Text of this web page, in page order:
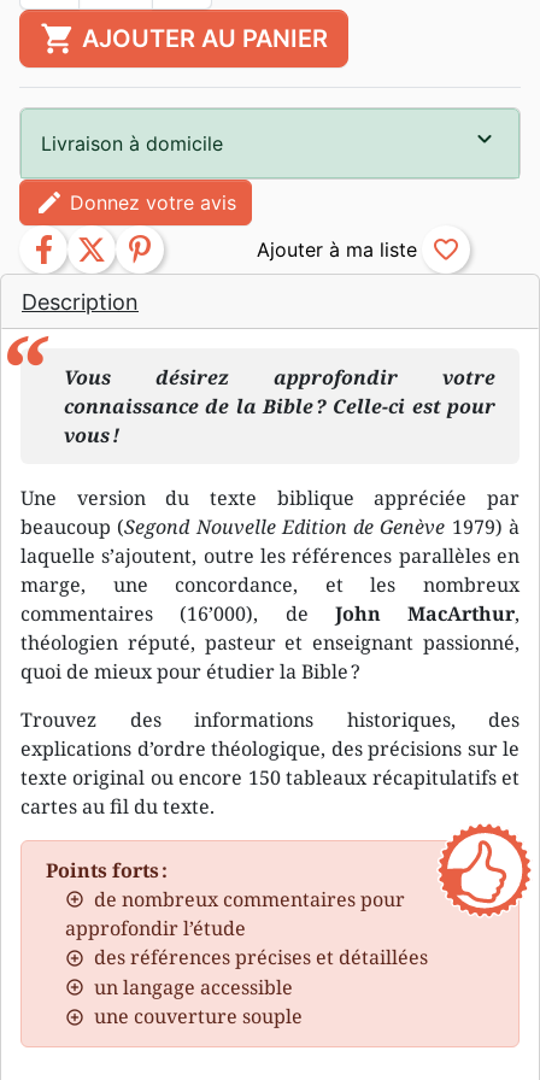
Description
Vous désirez approfondir votre
connaissance de la Bible ? Celle-ci est pour
vous !
Une version du texte biblique appréciée par
beaucoup (Segond Nouvelle Edition de Genève 1979) à
laquelle s’ajoutent, outre les références parallèles en
marge, une concordance, et les nombreux
commentaires (16’000), de John MacArthur,
théologien réputé, pasteur et enseignant passionné,
quoi de mieux pour étudier la Bible ?
Trouvez des informations historiques, des
explications d’ordre théologique, des précisions sur le
texte original ou encore 150 tableaux récapitulatifs et
cartes au fil du texte.
Points forts :
de nombreux commentaires pour
approfondir l’étude
des références précises et détaillées
un langage accessible
une couverture souple
shopping_cart AJOUTER AU PANIER
Livraison à domicile
edit Donnez votre avis
facebook twitter pinterest favorite_border